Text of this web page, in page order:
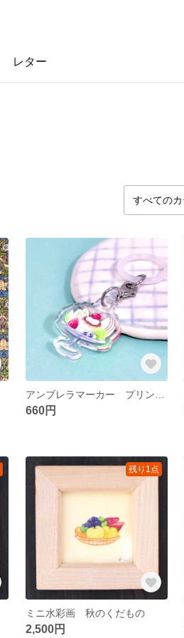
レター
660円
残り1点
ミニ水彩画 秋のくだもの
2,500円